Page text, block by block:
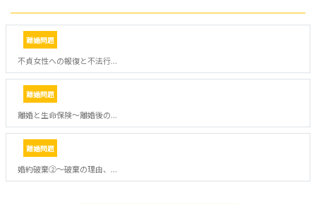
離婚問題
不貞女性への報復と不法行...
離婚問題
離婚と生命保険～離婚後の...
離婚問題
婚約破棄②～破棄の理由、...